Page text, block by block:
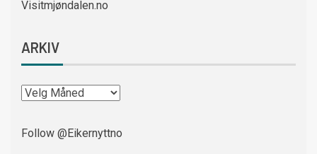
Visitmjøndalen.no
ARKIV
Follow @Eikernyttno